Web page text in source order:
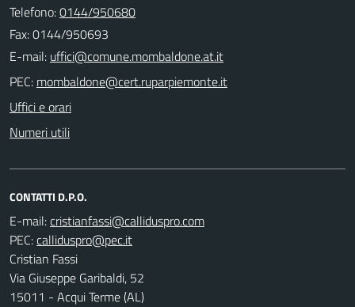
Telefono:0144/950680
Fax: 0144/950693
E-mail:
PEC:
Uffici e orari
Numeri utili
CONTATTI D.P.O.
E-mail:
PEC:
Cristian Fassi
Via Giuseppe Garibaldi, 52
15011 - Acqui Terme (AL)